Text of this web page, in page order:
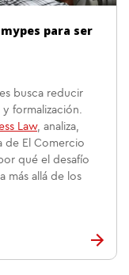
para ser
busca reducir
y formalización.
Law, analiza,
de El Comercio
qué el desafío
más allá de los